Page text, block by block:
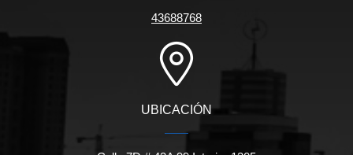
43688768
UBICACIÓN